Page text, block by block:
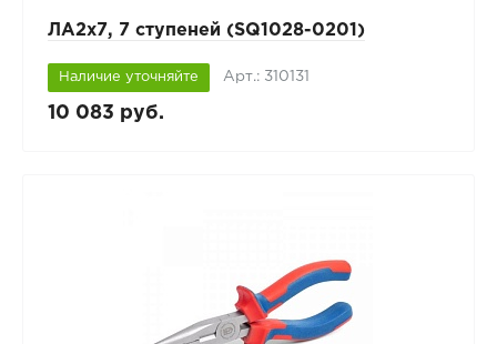
ЛА2х7, 7 ступеней (SQ1028-0201)
Наличие уточняйте Арт.: 310131
10 083 руб.